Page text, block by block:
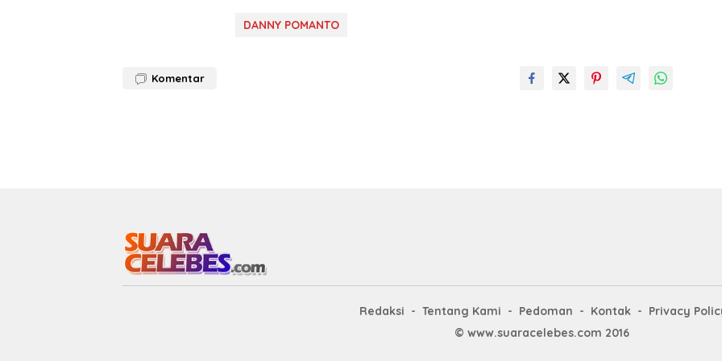
DANNY POMANTO
Komentar
Redaksi Tentang Kami Pedoman Kontak
Privacy
© www.suaracelebes.com 2016